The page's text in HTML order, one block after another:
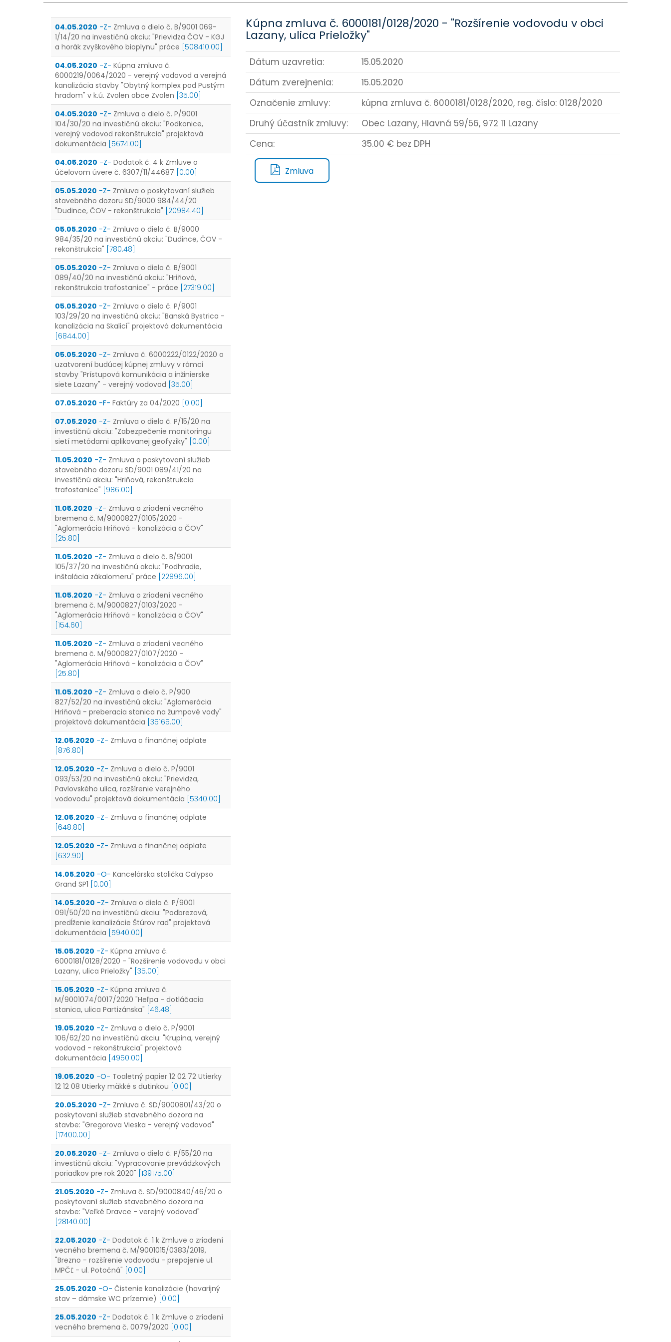
04.05.2020 -Z- Zmluva o dielo č. B/9001 069-
1/14/20 na investičnú akciu: "Prievidza ČOV - KGJ
a horák zvyškového bioplynu" práce [508410.00]
04.05.2020 -Z- Kúpna zmluva č.
6000219/0064/2020 - verejný vodovod a verejná
kanalizácia stavby "Obytný komplex pod Pustým
hradom" v k.ú. Zvolen obce Zvolen [35.00]
04.05.2020 -Z- Zmluva o dielo č. P/9001
104/30/20 na investičnú akciu: "Podkonice,
verejný vodovod rekonštrukcia" projektová
dokumentácia [5674.00]
04.05.2020 -Z- Dodatok č. 4 k Zmluve o
účelovom úvere č. 6307/11/44687 [0.00]
05.05.2020 -Z- Zmluva o poskytovaní služieb
stavebného dozoru SD/9000 984/44/20
"Dudince, ČOV - rekonštrukcia" [20984.40]
05.05.2020 -Z- Zmluva o dielo č. B/9000
984/35/20 na investičnú akciu: "Dudince, ČOV -
rekonštrukcia" [780.48]
05.05.2020 -Z- Zmluva o dielo č. B/9001
089/40/20 na investičnú akciu: "Hriňová,
rekonštrukcia trafostanice" - práce [27319.00]
05.05.2020 -Z- Zmluva o dielo č. P/9001
103/29/20 na investičnú akciu: "Banská Bystrica -
kanalizácia na Skalici" projektová dokumentácia
[6844.00]
05.05.2020 -Z- Zmluva č. 6000222/0122/2020 o
uzatvorení budúcej kúpnej zmluvy v rámci
stavby "Prístupová komunikácia a inžinierske
siete Lazany" - verejný vodovod [35.00]
07.05.2020 -F- Faktúry za 04/2020 [0.00]
07.05.2020 -Z- Zmluva o dielo č. P/15/20 na
investičnú akciu: "Zabezpečenie monitoringu
sietí metódami aplikovanej geofyziky" [0.00]
11.05.2020 -Z- Zmluva o poskytovaní služieb
stavebného dozoru SD/9001 089/41/20 na
investičnú akciu: "Hriňová, rekonštrukcia
trafostanice" [986.00]
11.05.2020 -Z- Zmluva o zriadení vecného
bremena č. M/9000827/0105/2020 -
"Aglomerácia Hriňová - kanalizácia a ČOV"
[25.80]
11.05.2020 -Z- Zmluva o dielo č. B/9001
105/37/20 na investičnú akciu: "Podhradie,
inštalácia zákalomeru" práce [22896.00]
11.05.2020 -Z- Zmluva o zriadení vecného
bremena č. M/9000827/0103/2020 -
"Aglomerácia Hriňová - kanalizácia a ČOV"
[154.60]
11.05.2020 -Z- Zmluva o zriadení vecného
bremena č. M/9000827/0107/2020 -
"Aglomerácia Hriňová - kanalizácia a ČOV"
[25.80]
11.05.2020 -Z- Zmluva o dielo č. P/900
827/52/20 na investičnú akciu: "Aglomerácia
Hriňová - preberacia stanica na žumpové vody"
projektová dokumentácia [35165.00]
12.05.2020 -Z- Zmluva o finančnej odplate
[876.80]
12.05.2020 -Z- Zmluva o dielo č. P/9001
093/53/20 na investičnú akciu: "Prievidza,
Pavlovského ulica, rozšírenie verejného
vodovodu" projektová dokumentácia [5340.00]
12.05.2020 -Z- Zmluva o finančnej odplate
[648.80]
12.05.2020 -Z- Zmluva o finančnej odplate
[632.90]
14.05.2020 -O- Kancelárska stolička Calypso
Grand SP1 [0.00]
14.05.2020 -Z- Zmluva o dielo č. P/9001
091/50/20 na investičnú akciu: "Podbrezová,
predĺženie kanalizácie Štúrov rad" projektová
dokumentácia [5940.00]
15.05.2020 -Z- Kúpna zmluva č.
6000181/0128/2020 - "Rozšírenie vodovodu v obci
Lazany, ulica Prieložky" [35.00]
15.05.2020 -Z- Kúpna zmluva č.
M/9001074/0017/2020 "Heľpa - dotláčacia
stanica, ulica Partizánska" [46.48]
19.05.2020 -Z- Zmluva o dielo č. P/9001
106/62/20 na investičnú akciu: "Krupina, verejný
vodovod - rekonštrukcia" projektová
dokumentácia [4950.00]
19.05.2020 -O- Toaletný papier 12 02 72 Utierky
12 12 08 Utierky mäkké s dutinkou [0.00]
20.05.2020 -Z- Zmluva č. SD/9000801/43/20 o
poskytovaní služieb stavebného dozora na
stavbe: "Gregorova Vieska - verejný vodovod"
[17400.00]
20.05.2020 -Z- Zmluva o dielo č. P/55/20 na
investičnú akciu: "Vypracovanie prevádzkových
poriadkov pre rok 2020" [139175.00]
21.05.2020 -Z- Zmluva č. SD/9000840/46/20 o
poskytovaní služieb stavebného dozora na
stavbe: "Veľké Dravce - verejný vodovod"
[28140.00]
22.05.2020 -Z- Dodatok č. 1 k Zmluve o zriadení
vecného bremena č. M/9001015/0383/2019,
"Brezno - rozšírenie vodovodu - prepojenie ul.
MPČĽ - ul. Potočná" [0.00]
25.05.2020 -O- Čistenie kanalizácie (havarijný
stav – dámske WC prízemie)
[0.00]
25.05.2020 -Z- Dodatok č. 1 k Zmluve o zriadení
vecného bremena č. 0079/2020 [0.00]
Kúpna zmluva č. 6000181/0128/2020 - "Rozšírenie vodovodu v obci
Lazany, ulica Prieložky"
Dátum uzavretia:
15.05.2020
Dátum zverejnenia:
15.05.2020
Označenie zmluvy:
kúpna zmluva č. 6000181/0128/2020, reg. číslo: 0128/2020
Druhý účastník zmluvy:
Obec Lazany, Hlavná 59/56, 972 11 Lazany
Cena:
35.00 € bez DPH
Zmluva